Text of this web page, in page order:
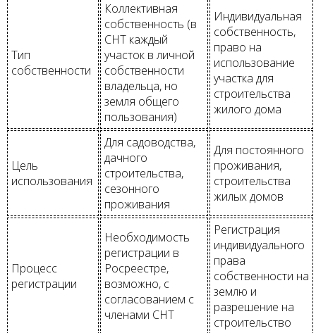
Тип
собственности
Коллективная
собственность (в
СНТ каждый
участок в личной
собственности
владельца, но
земля общего
пользования)
Индивидуальная
собственность,
право на
использование
участка для
строительства
жилого дома
Цель
использования
Для садоводства,
дачного
строительства,
сезонного
проживания
Для постоянного
проживания,
строительства
жилых домов
Процесс
регистрации
Необходимость
регистрации в
Росреестре,
возможно, с
согласованием с
членами СНТ
Регистрация
индивидуального
права
собственности на
землю и
разрешение на
строительство